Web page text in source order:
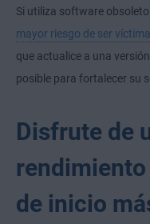
Si utiliza software
mayor riesgo de ser
que actualice a una
posible para fortalecer su
Disfrute de
de inicio